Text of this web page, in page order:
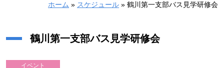
ホーム » スケジュール » 鶴川第一支部バス見学研修会
鶴川第一支部バス見学研修会
イベント